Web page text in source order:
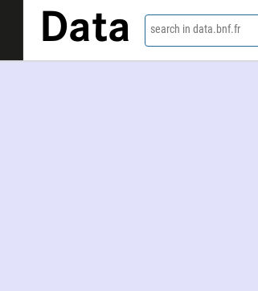
Data search in data.bnf.fr